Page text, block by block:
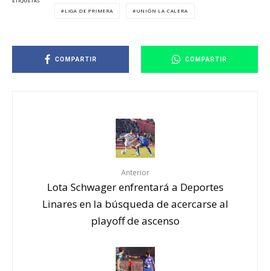
LIGA DE PRIMERA UNIÓN LA CALERA
COMPARTIR COMPARTIR
Anterior
Lota Schwager enfrentará a Deportes
Linares en la búsqueda de acercarse al
playoff de ascenso